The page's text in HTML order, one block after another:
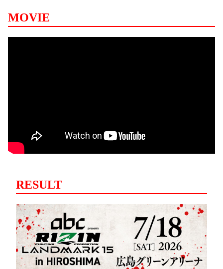
MOVIE
RESULT